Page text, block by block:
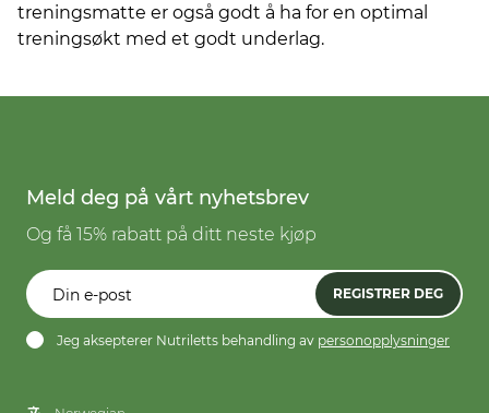
treningsmatte er også godt å ha for en optimal
treningsøkt med et godt underlag.
Meld deg på vårt nyhetsbrev
Og få 15% rabatt på ditt neste kjøp
REGISTRER DEG
Jeg aksepterer Nutriletts behandling av personopplysninger